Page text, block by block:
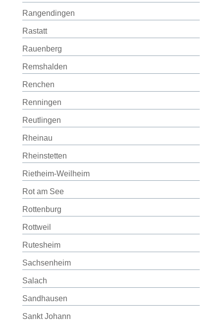
Rangendingen
Rastatt
Rauenberg
Remshalden
Renchen
Renningen
Reutlingen
Rheinau
Rheinstetten
Rietheim-Weilheim
Rot am See
Rottenburg
Rottweil
Rutesheim
Sachsenheim
Salach
Sandhausen
Sankt Johann